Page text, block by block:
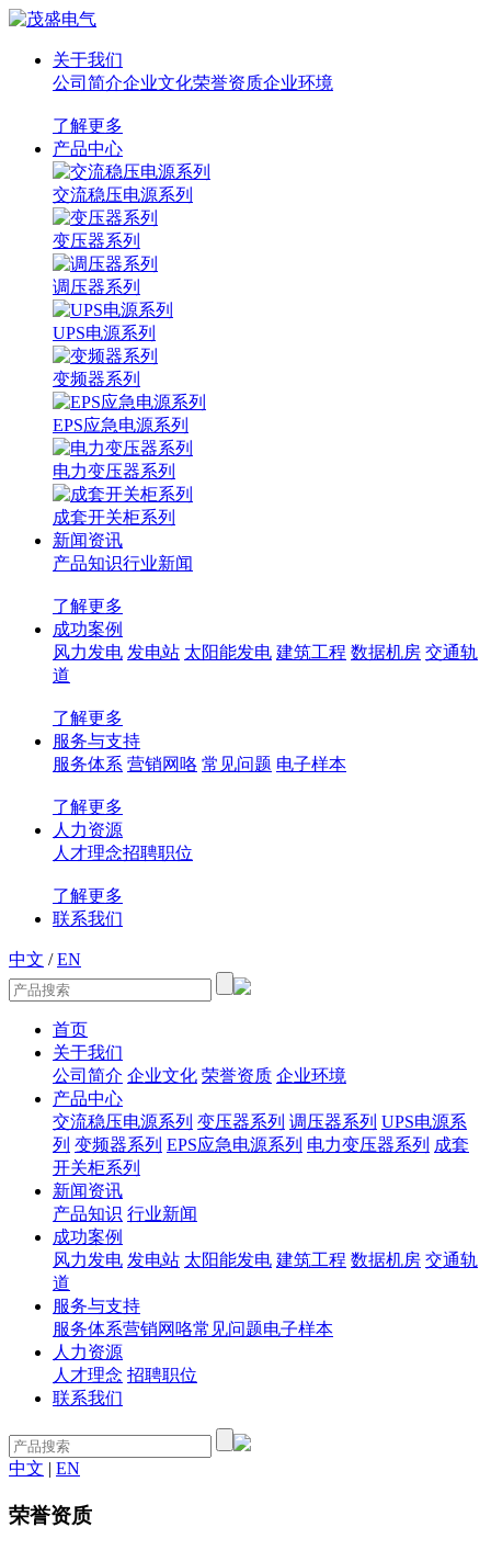
关于我们
公司简介企业文化荣誉资质企业环境
了解更多
产品中心
交流稳压电源系列
变压器系列
调压器系列
UPS电源系列
变频器系列
EPS应急电源系列
电力变压器系列
成套开关柜系列
新闻资讯
产品知识行业新闻
了解更多
成功案例
风力发电 发电站 太阳能发电 建筑工程 数据机房 交通轨
道
了解更多
服务与支持
服务体系 营销网咯 常见问题 电子样本
了解更多
人力资源
人才理念招聘职位
了解更多
联系我们
中文 / EN
首页
关于我们
公司简介 企业文化 荣誉资质 企业环境
产品中心
交流稳压电源系列 变压器系列 调压器系列 UPS电源系
列 变频器系列 EPS应急电源系列 电力变压器系列 成套
开关柜系列
新闻资讯
产品知识 行业新闻
成功案例
风力发电 发电站 太阳能发电 建筑工程 数据机房 交通轨
道
服务与支持
服务体系营销网咯常见问题电子样本
人力资源
人才理念 招聘职位
联系我们
中文 | EN
荣誉资质